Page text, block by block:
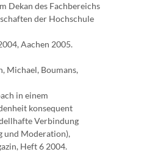
Dekan des Fachbereichs
der Hochschule
Aachen 2005.
Michael, Boumans,
in einem
konsequent
Verbindung
und Moderation),
Heft 6 2004.